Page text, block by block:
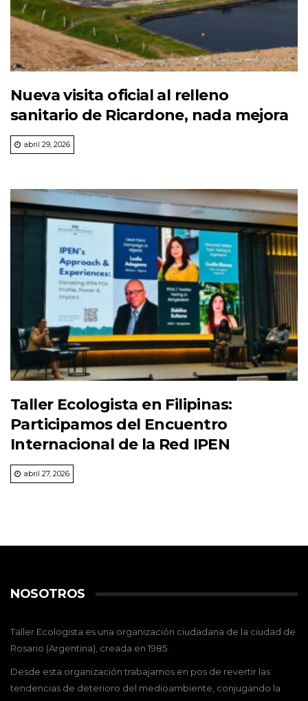
Nueva visita oficial al relleno
sanitario de Ricardone, nada mejora
abril 29, 2026
Taller Ecologista en Filipinas:
Participamos del Encuentro
Internacional de la Red IPEN
abril 27, 2026
NOSOTROS
Taller Ecologista es una organización ciudadana de la ciudad de
Rosario (Argentina), creada en 1985.
Desde esta organización trabajamos en pos de revertir las
tendencias de deterioro del medioambiente, conjugando la